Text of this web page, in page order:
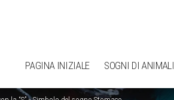
PAGINA INIZIALE SOGNI DI ANIMALI